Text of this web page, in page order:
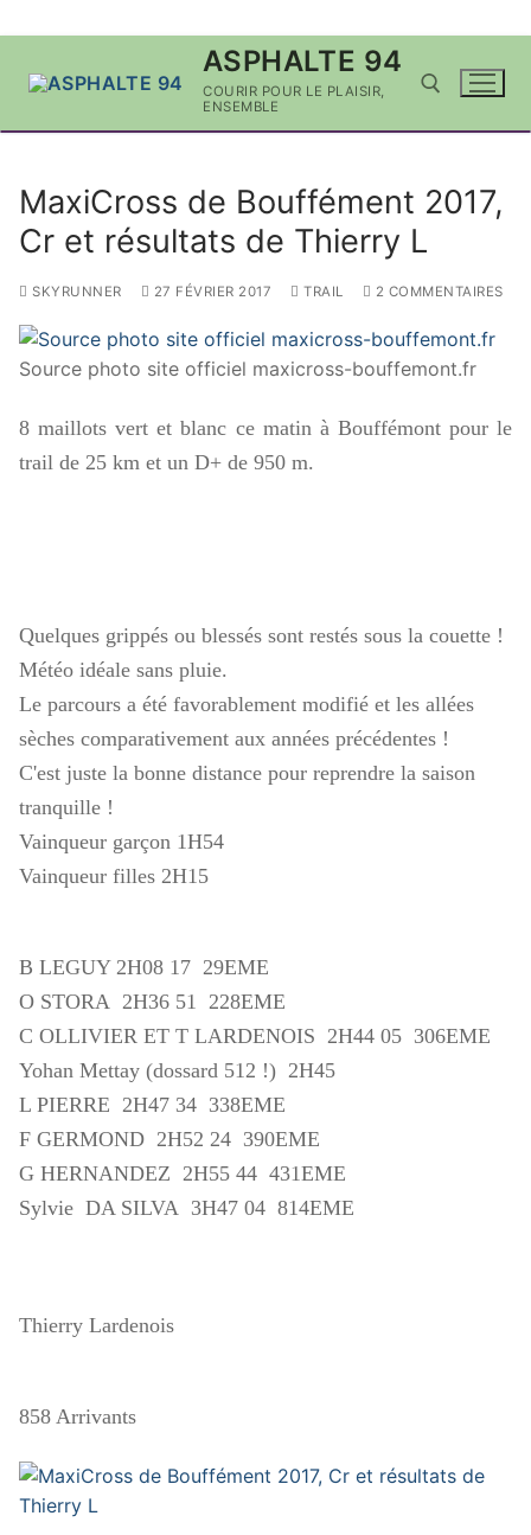
ASPHALTE 94
COURIR POUR LE PLAISIR,
ENSEMBLE
MaxiCross de Bouffément 2017,
Cr et résultats de Thierry L
SKYRUNNER 27 FÉVRIER 2017 TRAIL 2 COMMENTAIRES
Source photo site officiel maxicross-bouffemont.fr
‌8 maillots vert et blanc ce matin à Bouffémont pour le
trail de 25 km et un D+ de 950 m.
Quelques grippés ou blessés sont restés sous la couette !
Météo idéale sans pluie.
Le parcours a été favorablement modifié et les allées
sèches comparativement aux années précédentes !
C'est juste la bonne distance pour reprendre la saison
tranquille !
Vainqueur garçon 1H54
Vainqueur filles 2H15
B LEGUY 2H08 17 29EME
O STORA 2H36 51 228EME
C OLLIVIER ET T LARDENOIS 2H44 05 306EME
Yohan Mettay (dossard 512 !) 2H45
L PIERRE 2H47 34 338EME
F GERMOND 2H52 24 390EME
G HERNANDEZ 2H55 44 431EME
Sylvie DA SILVA 3H47 04 814EME
Thierry Lardenois
858 Arrivants